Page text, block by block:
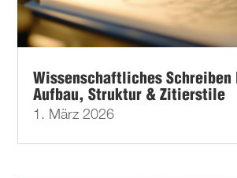
Wissenschaftliches Schreiben
Aufbau, Struktur & Zitierstile
1. März 2026